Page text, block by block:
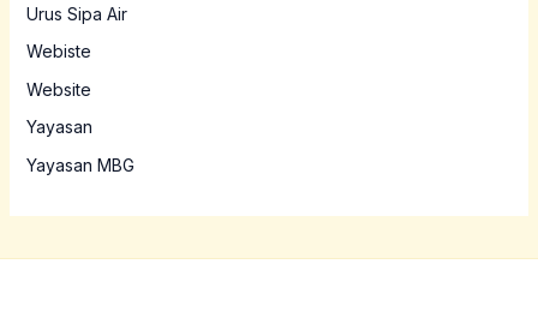
Urus Sipa Air
Webiste
Website
Yayasan
Yayasan MBG